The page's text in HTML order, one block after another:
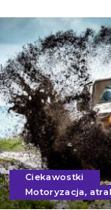
Ciekawostki
Motoryzacja,